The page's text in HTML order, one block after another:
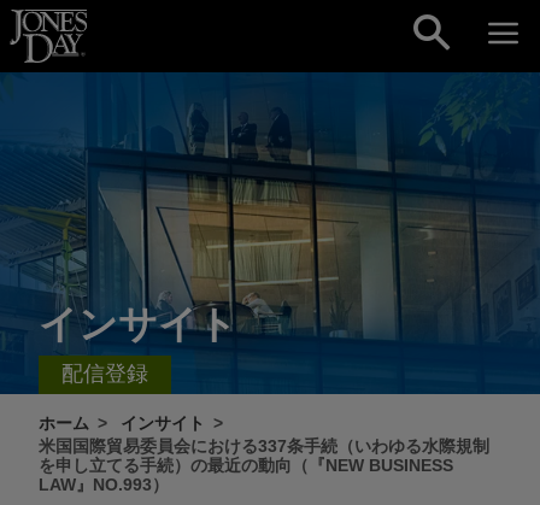
Skip to content
インサイト
配信登録
ホーム
インサイト
米国国際貿易委員会における337条手続（いわゆる水際規制
を申し立てる手続）の最近の動向（『NEW BUSINESS
LAW』NO.993）